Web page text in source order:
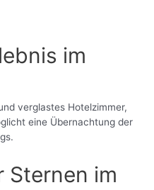
im
verglastes Hotelzimmer,
eine Übernachtung der
Sternen im